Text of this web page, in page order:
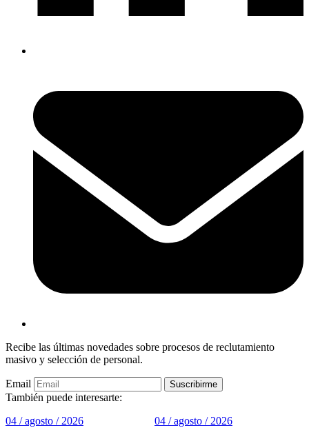
Recibe las últimas novedades sobre procesos de reclutamiento
masivo y selección de personal.
Email
También puede interesarte:
04 / agosto / 2026 04 / agosto / 2026